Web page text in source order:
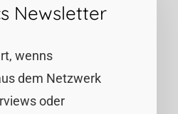
Newsletter
wenns
dem Netzwerk
oder